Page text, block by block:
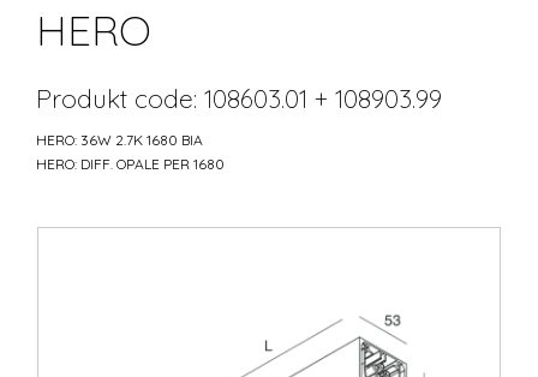
HERO
Produkt code: 108603.01 + 108903.99
HERO: 36W 2.7K 1680 BIA
HERO: DIFF. OPALE PER 1680